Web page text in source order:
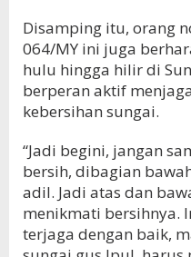
Disamping itu, orang
064/MY ini juga
hulu hingga hilir di
berperan aktif
kebersihan sungai.
“Jadi begini, jangan
bersih, dibagian
adil. Jadi atas dan
menikmati bersihnya.
terjaga dengan baik,